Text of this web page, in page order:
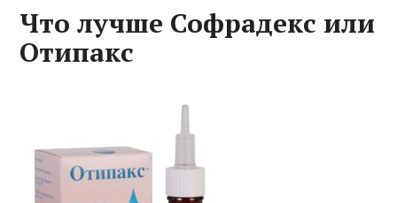
Что лучше Софрадекс или
Отипакс